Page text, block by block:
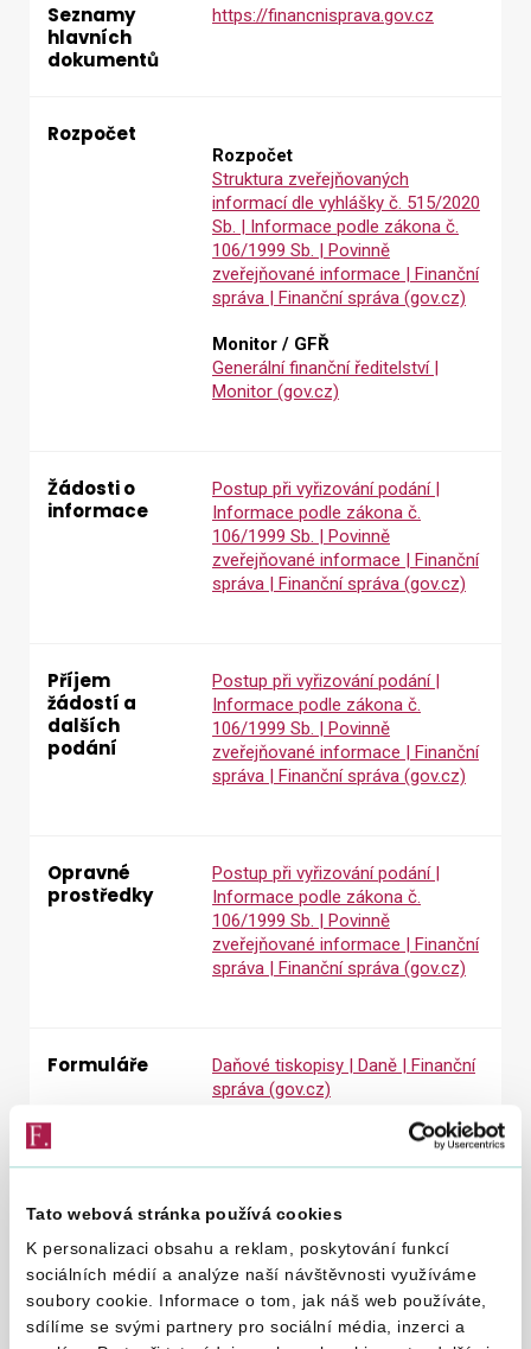
Tato webová stránka používá cookies
K personalizaci obsahu a reklam, poskytování funkcí
sociálních médií a analýze naší návštěvnosti využíváme
soubory cookie. Informace o tom, jak náš web používáte,
sdílíme se svými partnery pro sociální média, inzerci a
Seznamy
hlavních
dokumentů
https://financnisprava.gov.cz
Rozpočet
Rozpočet
Struktura zveřejňovaných
informací dle vyhlášky č. 515/2020
Sb. | Informace podle zákona č.
106/1999 Sb. | Povinně
zveřejňované informace | Finanční
správa | Finanční správa (gov.cz)
Monitor / GFŘ
Generální finanční ředitelství |
Monitor (gov.cz)
Žádosti o
informace
Postup při vyřizování podání |
Informace podle zákona č.
106/1999 Sb. | Povinně
zveřejňované informace | Finanční
správa | Finanční správa (gov.cz)
Příjem
žádostí a
dalších
podání
Postup při vyřizování podání |
Informace podle zákona č.
106/1999 Sb. | Povinně
zveřejňované informace | Finanční
správa | Finanční správa (gov.cz)
Opravné
prostředky
Postup při vyřizování podání |
Informace podle zákona č.
106/1999 Sb. | Povinně
zveřejňované informace | Finanční
správa | Finanční správa (gov.cz)
Formuláře
Daňové tiskopisy | Daně | Finanční
správa (gov.cz)
postupů -
řešení
životních
situací
správa (gov.cz)